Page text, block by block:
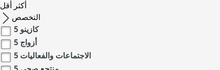
أكثر
أقل
التخصص
كازينو 5
أزواج 5
الاجتماعات والفعاليات 5